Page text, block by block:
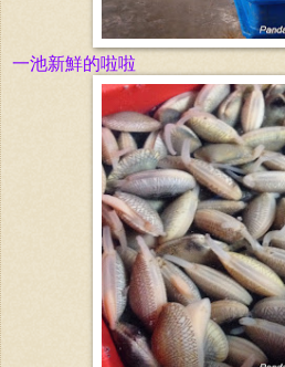
一池新鮮的啦啦